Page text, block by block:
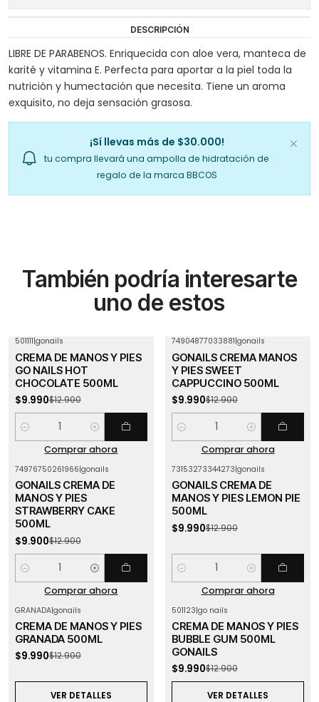
DESCRIPCIÓN
LIBRE DE PARABENOS. Enriquecida con aloe vera, manteca de
karité y vitamina E. Perfecta para aportar a la piel toda la
nutrición y humectación que necesita. Tiene un aroma
exquisito, no deja sensación grasosa.
¡Sí llevas más de $30.000!
tu compra llevará una ampolla de hidratación de
regalo de la marca BBCOS
También podría interesarte
uno de estos
-23%OFF
501111|gonails
CREMA DE MANOS Y PIES
GO NAILS HOT
CHOCOLATE 500ML
$9.990$12.900
Cantidad
Comprar ahora
74904877033881|gonails
GONAILS CREMA MANOS
Y PIES SWEET
CAPPUCCINO 500ML
$9.990$12.900
Cantidad
Comprar ahora
74976750261966|gonails
GONAILS CREMA DE
MANOS Y PIES
STRAWBERRY CAKE
500ML
$9.900$12.900
Cantidad
Comprar ahora
73153273344273|gonails
GONAILS CREMA DE
MANOS Y PIES LEMON PIE
500ML
$9.990$12.900
Cantidad
Comprar ahora
Agotado
GRANADA|gonails
CREMA DE MANOS Y PIES
GRANADA 500ML
$9.990$12.900
VER DETALLES
OFF
Agotado
501123|go nails
CREMA DE MANOS Y PIES
BUBBLE GUM 500ML
GONAILS
$9.990$12.900
VER DETALLES